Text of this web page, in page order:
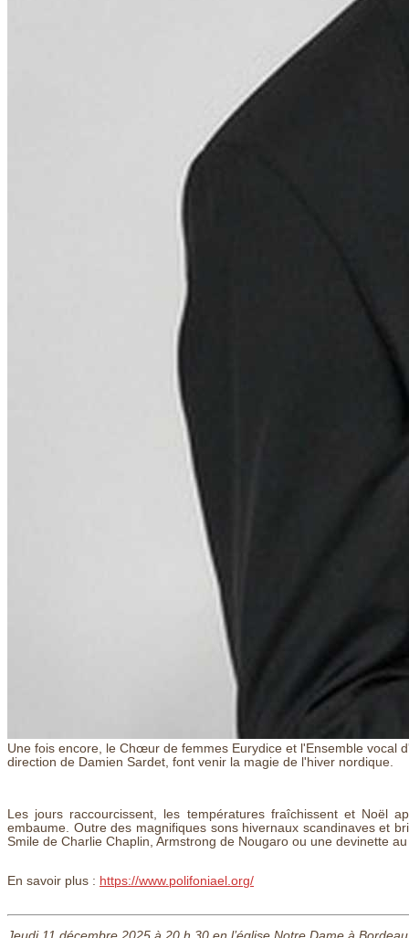
Une fois encore, le Chœur de femmes Eurydice et l'Ensemble vocal
direction de Damien Sardet, font venir la magie de l'hiver nordique.
Les jours raccourcissent, les températures fraîchissent et
embaume. Outre des magnifiques sons hivernaux scandinaves et
Smile de Charlie Chaplin, Armstrong de Nougaro ou une devinette
En savoir plus : https://www.polifoniael.org/